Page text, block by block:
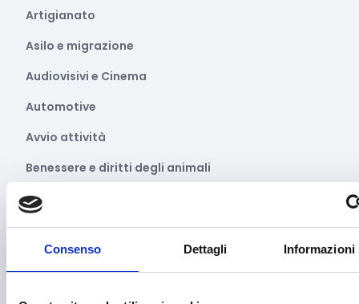
Consenso Dettagli Informazioni
Artigianato
Asilo e migrazione
Audiovisivi e Cinema
Automotive
Avvio attività
Benessere e diritti degli animali
Biodiversità
Brevetti e licenze